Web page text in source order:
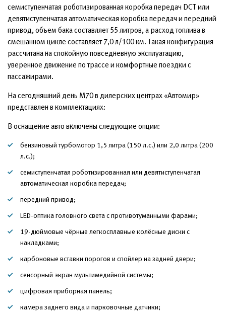
семиступенчатая роботизированная коробка передач DCT или
девятиступенчатая автоматическая коробка передач и передний
привод, объем бака составляет 55 литров, а расход топлива в
смешанном цикле составляет 7,0 л/100 км. Такая конфигурация
рассчитана на спокойную повседневную эксплуатацию,
уверенное движение по трассе и комфортные поездки с
пассажирами.
На сегодняшний день М70 в дилерских центрах «Автомир»
представлен в комплектациях:
В оснащение авто включены следующие опции:
бензиновый турбомотор 1,5 литра (150 л.с.) или 2,0 литра (200
л.с.);
семиступенчатая роботизированная или девятиступенчатая
автоматическая коробка передач;
передний привод;
LED-оптика головного света с противотуманными фарами;
19-дюймовые чёрные легкосплавные колёсные диски с
накладками;
карбоновые вставки порогов и спойлер на задней двери;
сенсорный экран мультимедийной системы;
цифровая приборная панель;
камера заднего вида и парковочные датчики;